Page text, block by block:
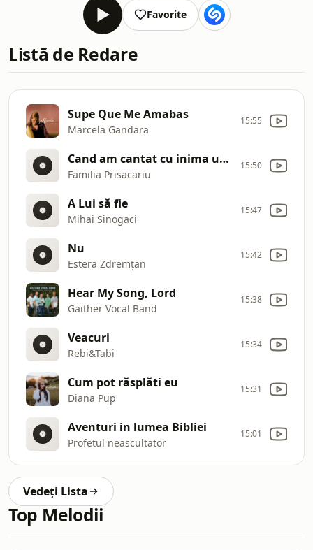
Favorite
Listă de Redare
Supe Que Me Amabas
Marcela Gandara
15:55
Cand am cantat cu inima usoara
Familia Prisacariu
15:50
A Lui să fie
Mihai Sinogaci
15:47
Nu
Estera Zdremțan
15:42
Hear My Song, Lord
Gaither Vocal Band
15:38
Veacuri
Rebi&Tabi
15:34
Cum pot răsplăti eu
Diana Pup
15:31
Aventuri in lumea Bibliei
Profetul neascultator
15:01
Vedeți Lista
Top Melodii